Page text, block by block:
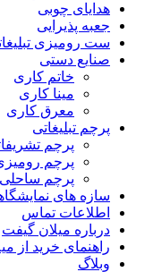
هدایای چوبی
جعبه پذیرایی
ست رومیزی
صنایع دستی
خاتم کاری
مینا کاری
معرق کاری
پرچم تبلیغاتی
پرچم
پرچم رومیزی
پرچم ساحلی
سازه های
اطلاعات تماس
درباره میلان گیفت
راهنمای خرید از
وبلاگ